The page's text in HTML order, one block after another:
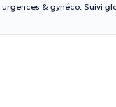
& gynéco. Suivi